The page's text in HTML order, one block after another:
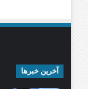
آخرین خبرها